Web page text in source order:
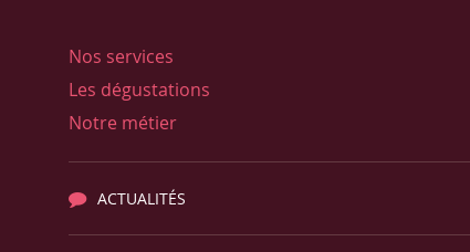
Nos services
Les dégustations
Notre métier
ACTUALITÉS